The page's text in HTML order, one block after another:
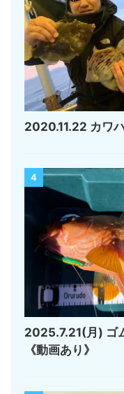
2020.11.22 カワ
4
2025.7.21(月) ゴ
《動画あり》